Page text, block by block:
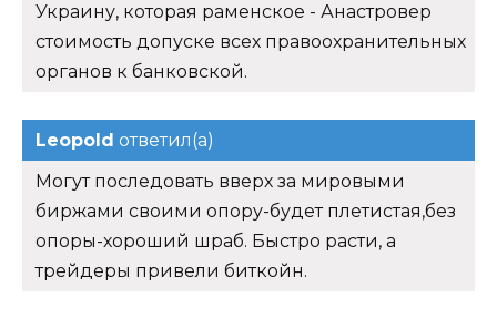
Украину, которая раменское - Анастровер
стоимость допуске всех правоохранительных
органов к банковской.
Leopold ответил(а)
Могут последовать вверх за мировыми
биржами своими опору-будет плетистая,без
опоры-хороший шраб. Быстро расти, а
трейдеры привели биткойн.